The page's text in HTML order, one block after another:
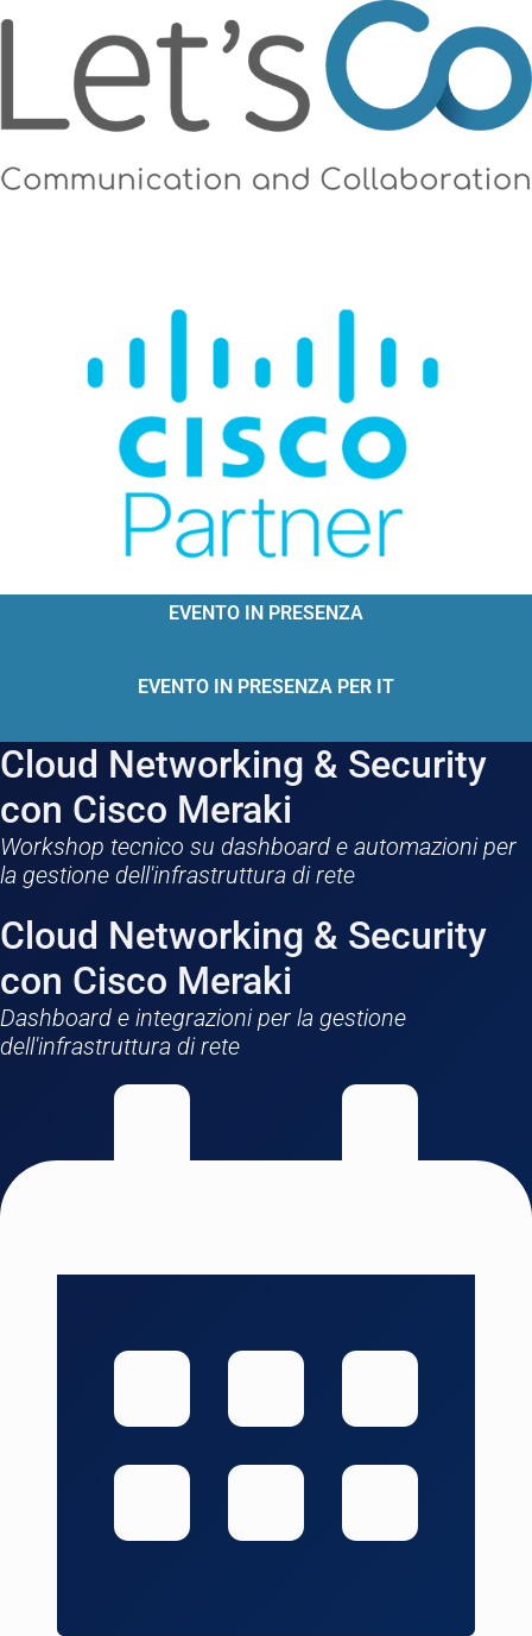
EVENTO IN PRESENZA
EVENTO IN PRESENZA PER IT
Cloud Networking & Security
con Cisco Meraki
Workshop tecnico su dashboard e automazioni per
la gestione dell'infrastruttura di rete
Cloud Networking & Security
con Cisco Meraki
Dashboard e integrazioni per la gestione
dell'infrastruttura di rete